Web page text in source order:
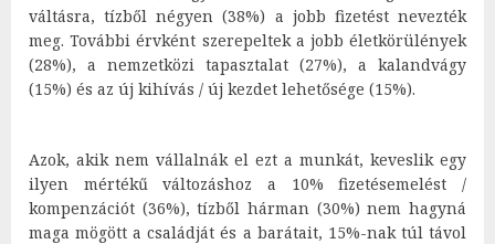
váltásra, tízből négyen (38%) a jobb fizetést nevezték
meg. További érvként szerepeltek a jobb életkörülények
(28%), a nemzetközi tapasztalat (27%), a kalandvágy
(15%) és az új kihívás / új kezdet lehetősége (15%).
Azok, akik nem vállalnák el ezt a munkát, keveslik egy
ilyen mértékű változáshoz a 10% fizetésemelést /
kompenzációt (36%), tízből hárman (30%) nem hagyná
maga mögött a családját és a barátait, 15%-nak túl távol